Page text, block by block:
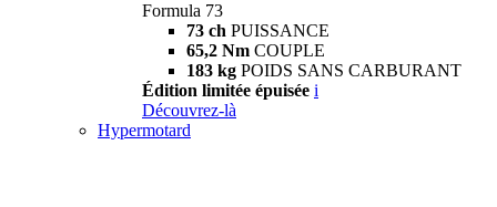
Formula 73
73 ch PUISSANCE
65,2 Nm COUPLE
183 kg POIDS SANS CARBURANT
Édition limitée épuisée i
Découvrez-là
Hypermotard